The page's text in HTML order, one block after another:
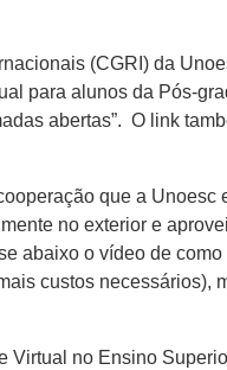
(CGRI) da
para alunos da Pós-
abertas”. O link
que a
no exterior e
abaixo o vídeo de
custos necessários),
no Ensino